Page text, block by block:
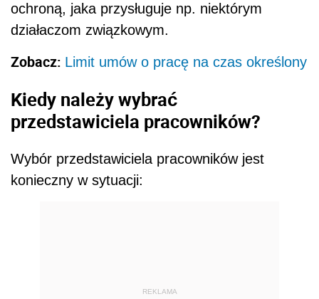
ochroną, jaka przysługuje np. niektórym
działaczom związkowym.
Zobacz: Limit umów o pracę na czas określony
Kiedy należy wybrać
przedstawiciela pracowników?
Wybór przedstawiciela pracowników jest
konieczny w sytuacji:
REKLAMA